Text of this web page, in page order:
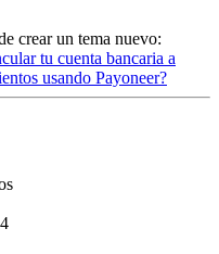
crear un tema nuevo:
tu cuenta bancaria a
usando Payoneer?